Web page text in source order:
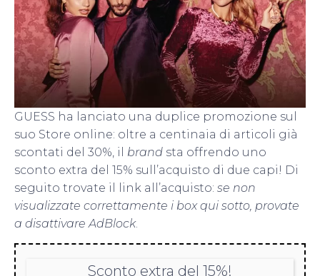
GUESS ha lanciato una duplice promozione sul
suo Store online: oltre a centinaia di articoli già
scontati del 30%, il brand sta offrendo uno
sconto extra del 15% sull’acquisto di due capi! Di
seguito trovate il link all’acquisto: se non
visualizzate correttamente i box qui sotto, provate
a disattivare AdBlock.
Sconto extra del 15%!